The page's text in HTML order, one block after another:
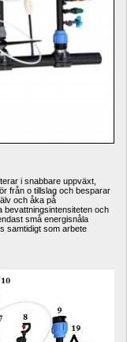
i snabbare uppväxt,
från o tillslag och besparar
och åka på
bevattningsintensiteten och
små energisnåla
samtidigt som arbete